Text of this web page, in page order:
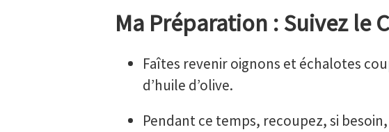
Ma Préparation : Suivez le
Faîtes revenir oignons et échalotes
d’huile d’olive.
Pendant ce temps, recoupez, si